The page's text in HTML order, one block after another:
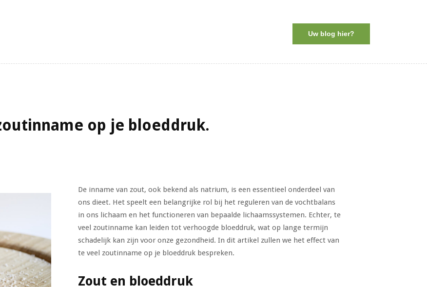
Uw blog hier?
op je bloeddruk.
De inname van zout, ook bekend als natrium, is een essentieel onderdeel van
ons dieet. Het speelt een belangrijke rol bij het reguleren van de vochtbalans
in ons lichaam en het functioneren van bepaalde lichaamssystemen. Echter, te
veel zoutinname kan leiden tot verhoogde bloeddruk, wat op lange termijn
schadelijk kan zijn voor onze gezondheid. In dit artikel zullen we het effect van
te veel zoutinname op je bloeddruk bespreken.
Zout en bloeddruk